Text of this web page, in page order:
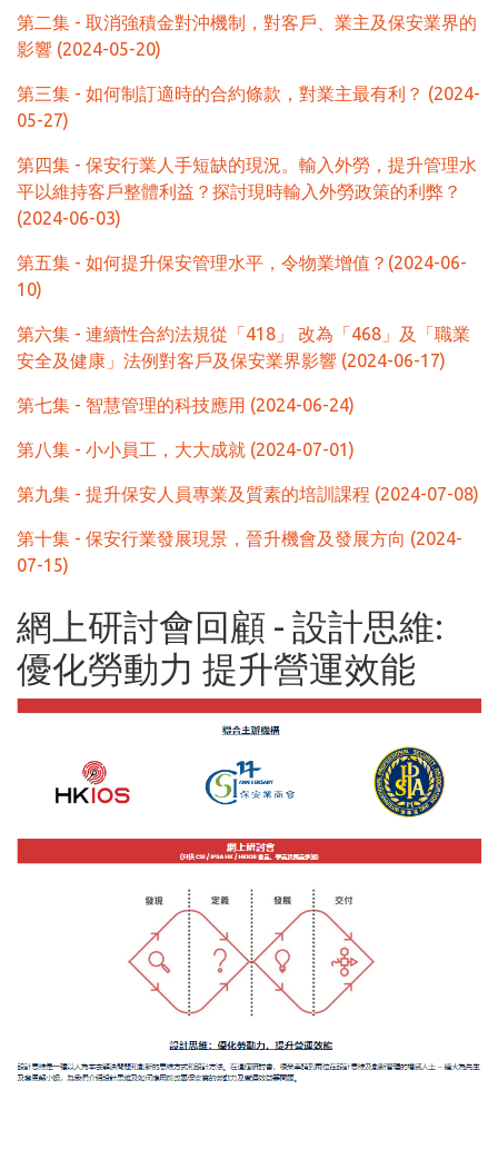
第二集 - 取消強積金對沖機制，對客戶、業主及保安業界的
影響 (2024-05-20)
第三集 - 如何制訂適時的合約條款，對業主最有利？ (2024-
05-27)
第四集 - 保安行業人手短缺的現況。輸入外勞，提升管理水
平以維持客戶整體利益？探討現時輸入外勞政策的利弊？
(2024-06-03)
第五集 - 如何提升保安管理水平，令物業增值？(2024-06-
10)
第六集 - 連續性合約法規從「418」 改為「468」及「職業
安全及健康」法例對客戶及保安業界影響 (2024-06-17)
第七集 - 智慧管理的科技應用 (2024-06-24)
第八集 - 小小員工，大大成就 (2024-07-01)
第九集 - 提升保安人員專業及質素的培訓課程 (2024-07-08)
第十集 - 保安行業發展現景，晉升機會及發展方向 (2024-
07-15)
網上研討會回顧 - 設計思維:
優化勞動力 提升營運效能